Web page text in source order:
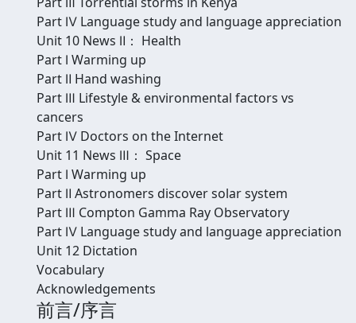
Part Ⅳ Language study and language appreciation
Unit 10 News Ⅱ： Health
Part Ⅰ Warming up
Part Ⅱ Hand washing
Part Ⅲ Lifestyle & environmental factors vs
cancers
Part Ⅳ Doctors on the Internet
Unit 11 News Ⅲ： Space
Part Ⅰ Warming up
Part Ⅱ Astronomers discover solar system
Part Ⅲ Compton Gamma Ray Observatory
Part Ⅳ Language study and language appreciation
Unit 12 Dictation
Vocabulary
Acknowledgements
前言/序言